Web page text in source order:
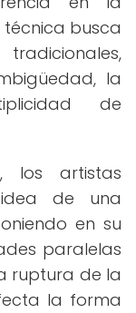
técnica busca
la
de
los artistas
de una
en su
paralelas
ruptura de la
la forma